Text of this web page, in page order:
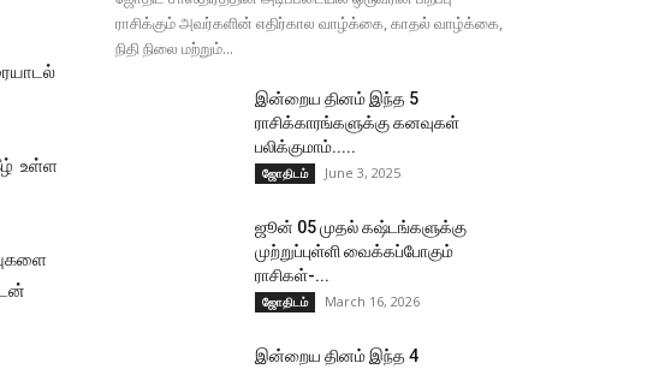
உள்ள
ராசிக்கும் அவர்களின் எதிர்கால வாழ்க்கை, காதல் வாழ்க்கை,
நிதி நிலை மற்றும்...
இன்றைய தினம் இந்த 5
ராசிக்காரங்களுக்கு கனவுகள்
பலிக்குமாம்.....
ஜோதிடம் June 3, 2025
ஜூன் 05 முதல் கஷ்டங்களுக்கு
முற்றுப்புள்ளி வைக்கப்போகும்
ராசிகள்-...
ஜோதிடம் March 16, 2026
இன்றைய தினம் இந்த 4